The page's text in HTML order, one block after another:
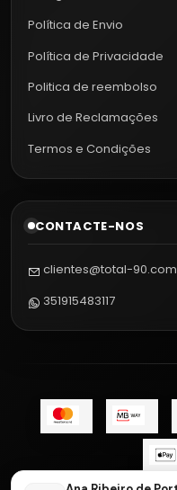
Política de Envio
Política de Privacidade
Politica de reembolso
Livro de Reclamações
Termos e Condições
CONTACTE-NOS
clientes@total-90.com
351915483117